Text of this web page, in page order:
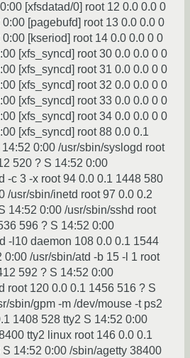
[xfsdatad/0] root 12 0.0 0.0 0
[pagebufd] root 13 0.0 0.0 0
[kseriod] root 14 0.0 0.0 0 0
[xfs_syncd] root 30 0.0 0.0 0 0
[xfs_syncd] root 31 0.0 0.0 0 0
[xfs_syncd] root 32 0.0 0.0 0 0
[xfs_syncd] root 33 0.0 0.0 0 0
[xfs_syncd] root 34 0.0 0.0 0 0
[xfs_syncd] root 88 0.0 0.1
0:00 /usr/sbin/syslogd root
520 ? S 14:52 0:00
-c 3 -x root 94 0.0 0.1 1448 580
/usr/sbin/inetd root 97 0.0 0.2
14:52 0:00 /usr/sbin/sshd root
596 ? S 14:52 0:00
-l10 daemon 108 0.0 0.1 1544
0:00 /usr/sbin/atd -b 15 -l 1 root
592 ? S 14:52 0:00
root 120 0.0 0.1 1456 516 ? S
sbin/gpm -m /dev/mouse -t ps2
1408 528 tty2 S 14:52 0:00
tty2 linux root 146 0.0 0.1
S 14:52 0:00 /sbin/agetty 38400